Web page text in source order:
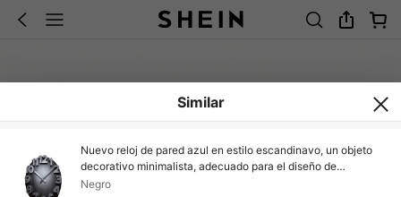
Similar
Nuevo reloj de pared azul en estilo escandinavo, un objeto
decorativo minimalista, adecuado para el diseño de
habitaciones.
Negro